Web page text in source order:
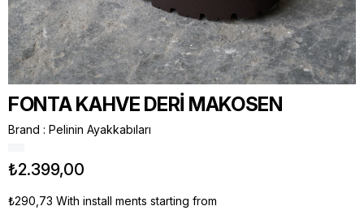
FONTA KAHVE DERİ MAKOSEN
Brand : Pelinin Ayakkabıları
₺2.399,00
₺290,73 With install ments starting from